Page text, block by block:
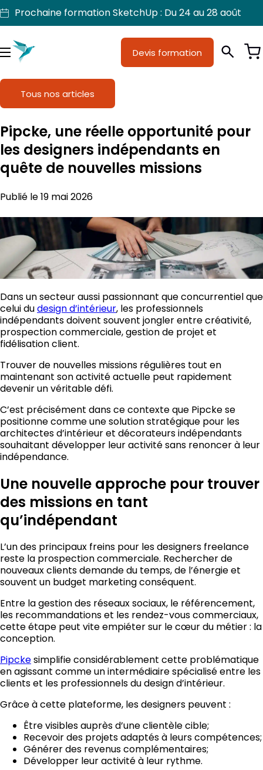
Aller
au
contenu
Prochaine formation SketchUp : Du 24 au 28 août
MenuJe suis
Nos produits
Support
Devis formation
Tous nos articles
Pipcke, une réelle opportunité pour
les designers indépendants en
quête de nouvelles missions
Publié le 19 mai 2026
Dans un secteur aussi passionnant que concurrentiel que
celui dudesign d’intérieur, les professionnels
indépendants doivent souvent jongler entre créativité,
prospection commerciale, gestion de projet et
fidélisation client.
Trouver de nouvelles missions régulières tout en
maintenant son activité actuelle peut rapidement
devenir un véritable défi.
C’est précisément dans ce contexte que Pipcke se
positionne comme une solution stratégique pour les
architectes d’intérieur et décorateurs indépendants
souhaitant développer leur activité sans renoncer à leur
indépendance.
Une nouvelle approche pour trouver
des missions en tant
qu’indépendant
L’un des principaux freins pour les designers freelance
reste la prospection commerciale. Rechercher de
nouveaux clients demande du temps, de l’énergie et
souvent un budget marketing conséquent.
Entre la gestion des réseaux sociaux, le référencement,
les recommandations et les rendez-vous commerciaux,
cette étape peut vite empiéter sur le cœur du métier : la
conception.
Pipckesimplifie considérablement cette problématique
en agissant comme un intermédiaire spécialisé entre les
clients et les professionnels du design d’intérieur.
Grâce à cette plateforme, les designers peuvent :
Être visibles auprès d’une clientèle cible;
Recevoir des projets adaptés à leurs compétences;
Générer des revenus complémentaires;
Développer leur activité à leur rythme.